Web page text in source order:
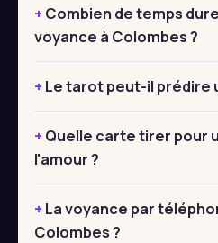
Combien de temps
voyance à Colombes ?
Le tarot peut-il prédire
Quelle carte tirer pour
l'amour ?
La voyance par
Colombes ?